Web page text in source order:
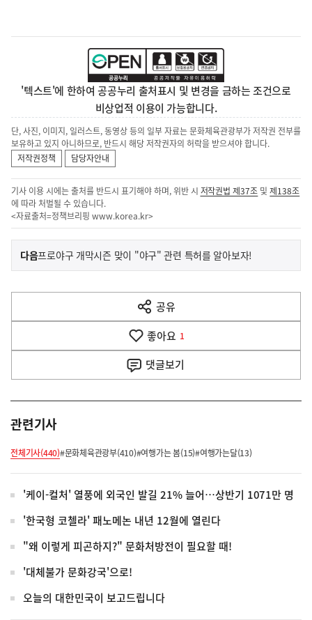
'텍스트'에 한하여 공공누리 출처표시 및 변경을 금하는 조건으로
비상업적 이용이 가능합니다.
단, 사진, 이미지, 일러스트, 동영상 등의 일부 자료는 문화체육관광부가 저작권 전부를
보유하고 있지 아니하므로, 반드시 해당 저작권자의 허락을 받으셔야 합니다.
저작권정책
담당자안내
기사 이용 시에는 출처를 반드시 표기해야 하며, 위반 시 저작권법 제37조 및제138조
에 따라 처벌될 수 있습니다.
<자료출처=정책브리핑 www.korea.kr>
이
전
다
음
다음기
프로야구 개막시즌 맞이 "야구" 관련 특허를 알아보자!
공유
열
기
좋아요 1
댓글보기
관련기사
전체기사(440)#문화체육관광부(410)#여행가는 봄(15)#여행가는달(13)
'케이-컬처' 열풍에 외국인 발길 21% 늘어…상반기 1071만 명
'한국형 코첼라' 패노메논 내년 12월에 열린다
"왜 이렇게 피곤하지?" 문화처방전이 필요할 때!
'대체불가 문화강국'으로!
오늘의 대한민국이 보고드립니다